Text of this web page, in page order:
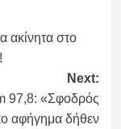
ακίνητα στο
Next:
97,8: «Σφοδρός
αφήγημα δήθεν